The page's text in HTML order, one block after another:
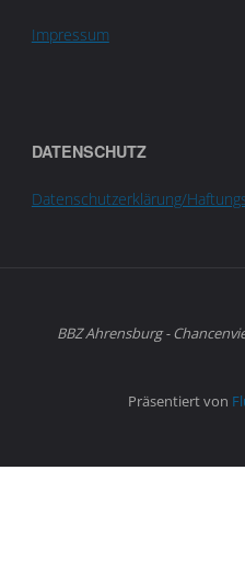
Impressum
DATENSCHUTZ
Datenschutzerklärung/
BBZ Ahrensburg -
Präsentiert von